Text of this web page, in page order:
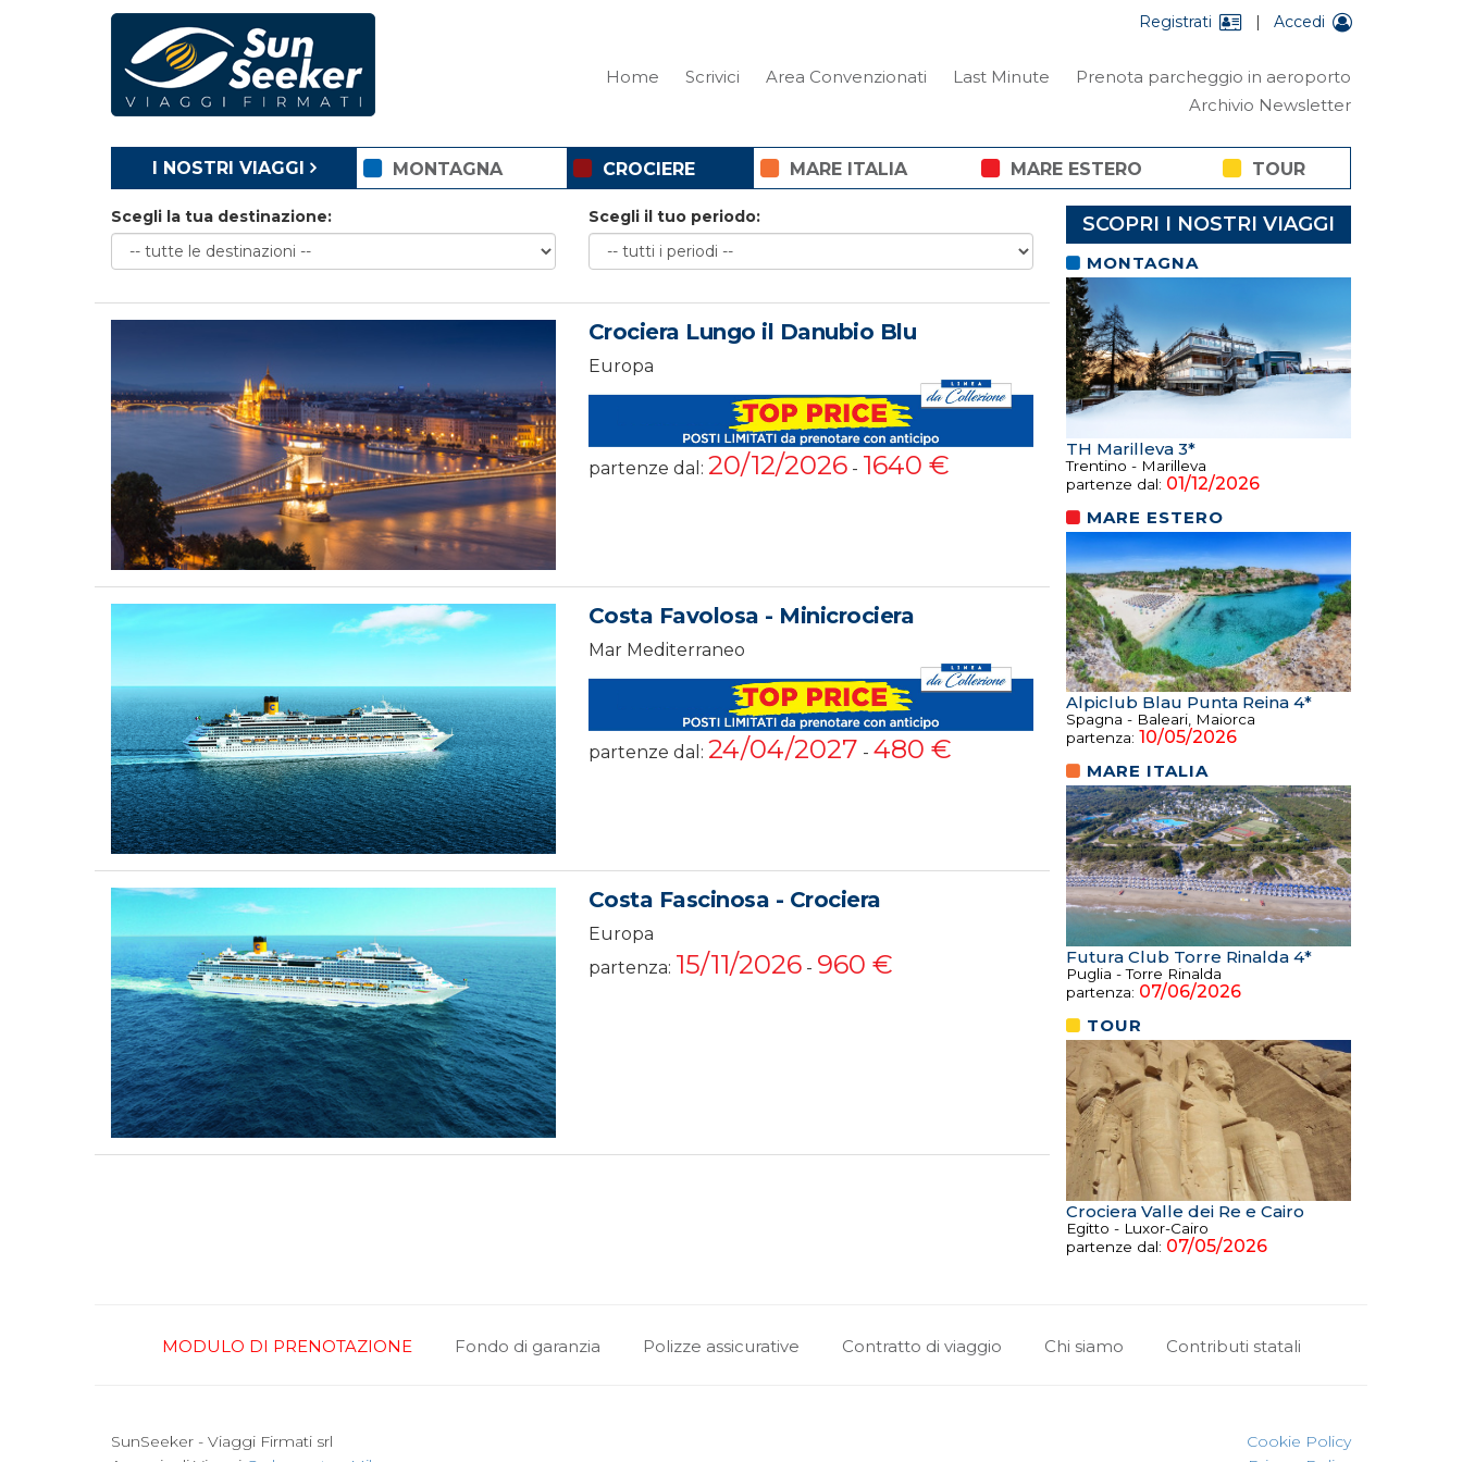
Home Scrivici Area Convenzionati Last Minute
Prenota parcheggio in aeroporto
Archivio Newsletter
Registrati | Accedi
I NOSTRI VIAGGI MONTAGNA CROCIERE MARE ITALIA MARE ESTERO TOUR
Scegli la tua destinazione: Scegli il tuo periodo:
Crociera Lungo il Danubio Blu
Europa
partenze dal: 20/12/2026- 1640 €
Costa Favolosa - Minicrociera
Mar Mediterraneo
partenze dal: 24/04/2027 - 480 €
Costa Fascinosa - Crociera
Europa
partenza: 15/11/2026- 960 €
SCOPRI I NOSTRI VIAGGI
MONTAGNA
TH Marilleva 3*
Trentino - Marilleva
partenze dal: 01/12/2026
MARE ESTERO
Alpiclub Blau Punta Reina 4*
Spagna - Baleari, Maiorca
partenza: 10/05/2026
MARE ITALIA
Futura Club Torre Rinalda 4*
Puglia - Torre Rinalda
partenza: 07/06/2026
TOUR
Crociera Valle dei Re e Cairo
Egitto - Luxor-Cairo
partenze dal: 07/05/2026
MODULO DI PRENOTAZIONE Fondo di garanzia Polizze assicurative Contratto di viaggio Chi siamo Contributi statali
SunSeeker - Viaggi Firmati srl
Cookie Policy